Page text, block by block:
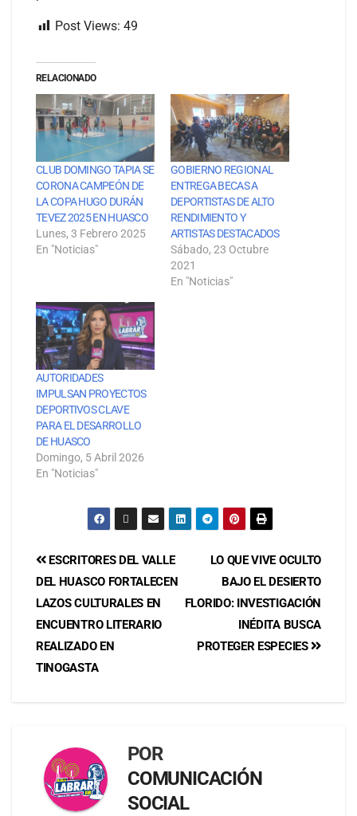
Post Views: 49
RELACIONADO
CLUB DOMINGO TAPIA SE
CORONA CAMPEÓN DE
LA COPA HUGO DURÁN
TEVEZ 2025 EN HUASCO
Lunes, 3 Febrero 2025
En "Noticias"
GOBIERNO REGIONAL
ENTREGA BECAS A
DEPORTISTAS DE ALTO
RENDIMIENTO Y
ARTISTAS DESTACADOS
Sábado, 23 Octubre
2021
En "Noticias"
AUTORIDADES
IMPULSAN PROYECTOS
DEPORTIVOS CLAVE
PARA EL DESARROLLO
DE HUASCO
Domingo, 5 Abril 2026
En "Noticias"
LO QUE VIVE OCULTO
BAJO EL DESIERTO
FLORIDO: INVESTIGACIÓN
INÉDITA BUSCA
PROTEGER ESPECIES
ESCRITORES DEL VALLE
DEL HUASCO FORTALECEN
LAZOS CULTURALES EN
ENCUENTRO LITERARIO
REALIZADO EN
TINOGASTA
POR
COMUNICACIÓN
SOCIAL